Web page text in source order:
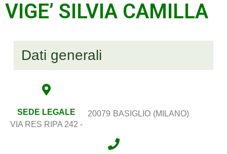
VIGE’ SILVIA CAMILLA
Dati generali
SEDE LEGALE
VIA RES RIPA 242 -
20079 BASIGLIO (MILANO)